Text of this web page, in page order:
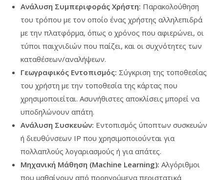
Ανάλυση Συμπεριφοράς Χρήστη: Παρακολούθηση
του τρόπου με τον οποίο ένας χρήστης αλληλεπιδρά
με την πλατφόρμα, όπως ο χρόνος που αφιερώνει, οι
τύποι παιχνιδιών που παίζει, και οι συχνότητες των
καταθέσεων/αναλήψεων.
Γεωγραφικός Εντοπισμός: Σύγκριση της τοποθεσίας
του χρήστη με την τοποθεσία της κάρτας που
χρησιμοποιείται. Ασυνήθιστες αποκλίσεις μπορεί να
υποδηλώνουν απάτη.
Ανάλυση Συσκευών: Εντοπισμός ύποπτων συσκευών
ή διευθύνσεων IP που χρησιμοποιούνται για
πολλαπλούς λογαριασμούς ή για απάτες.
Μηχανική Μάθηση (Machine Learning): Αλγόριθμοι
που μαθαίνουν από προηγούμενα περιστατικά